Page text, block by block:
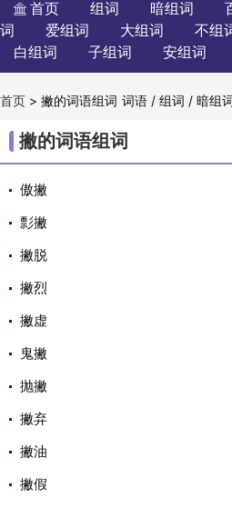
 首页 组词 暗组词
词
爱组词 大组词 不组
白组词
子组词 安组词
词语 /组词 /暗组词
词
首页 > 撇的词语组词
撇的词语组词
傲撇
彯撇
撇脱
撇烈
撇虚
鬼撇
抛撇
撇弃
撇油
撇假